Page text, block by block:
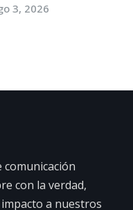
3, 2026
con la verdad,
a nuestros